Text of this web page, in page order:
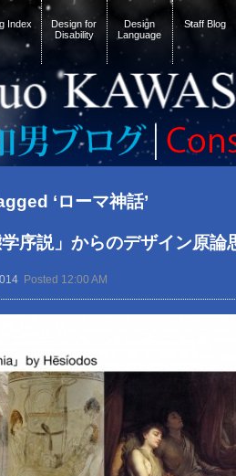
Index
Design for
Disability
Design
Language
Staff Blog
‘ローマ神話’
学序説」からのデザイン原論
Posted 12:00 AM